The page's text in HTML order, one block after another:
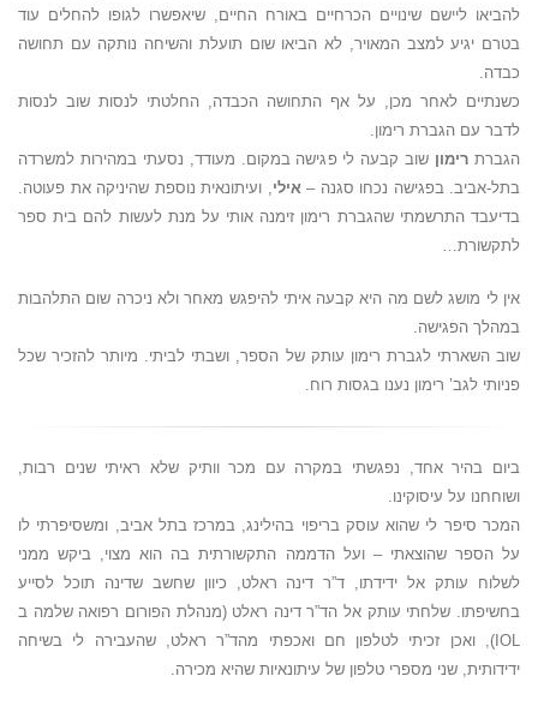
להביאו ליישם שינויים הכרחיים באורח החיים, שיאפשרו לגופו להחלים עוד
בטרם יגיע למצב המאויר, לא הביאו שום תועלת והשיחה נותקה עם תחושה
כבדה.
כשנתיים לאחר מכן, על אף התחושה הכבדה, החלטתי לנסות שוב לנסות
לדבר עם הגברת רימון.
הגברת רימון שוב קבעה לי פגישה במקום. מעודד, נסעתי במהירות למשרדה
בתל-אביב. בפגישה נכחו סגנה –אילי, ועיתונאית נוספת שהיניקה את פעוטה.
בדיעבד התרשמתי שהגברת רימון זימנה אותי על מנת לעשות להם בית ספר
לתקשורת…
אין לי מושג לשם מה היא קבעה איתי להיפגש מאחר ולא ניכרה שום התלהבות
במהלך הפגישה.
שוב השארתי לגברת רימון עותק של הספר, ושבתי לביתי. מיותר להזכיר שכל
פניותי לגב’ רימון נענו בגסות רוח.
ביום בהיר אחד, נפגשתי במקרה עם מכר וותיק שלא ראיתי שנים רבות,
ושוחחנו על עיסוקינו.
המכר סיפר לי שהוא עוסק בריפוי בהילינג, במרכז בתל אביב, ומשסיפרתי לו
על הספר שהוצאתי – ועל הדממה התקשורתית בה הוא מצוי, ביקש ממני
לשלוח עותק אל ידידתו, ד”ר דינה ראלט, כיוון שחשב שדינה תוכל לסייע
בחשיפתו. שלחתי עותק אל הד”ר דינה ראלט (מנהלת הפורום רפואה שלמה ב
IOL), ואכן זכיתי לטלפון חם ואכפתי מהד”ר ראלט, שהעבירה לי בשיחה
ידידותית, שני מספרי טלפון של עיתונאיות שהיא מכירה.